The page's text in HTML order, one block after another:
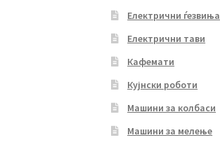
Електрични ѓезвиња
Електрични тави
Кафемати
Кујнски роботи
Машини за колбаси
Машини за мелење